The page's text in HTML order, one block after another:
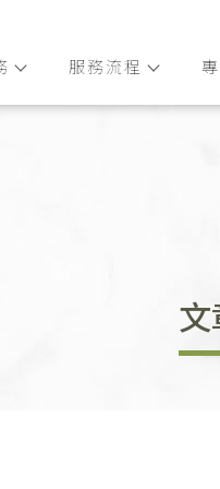
服務流程